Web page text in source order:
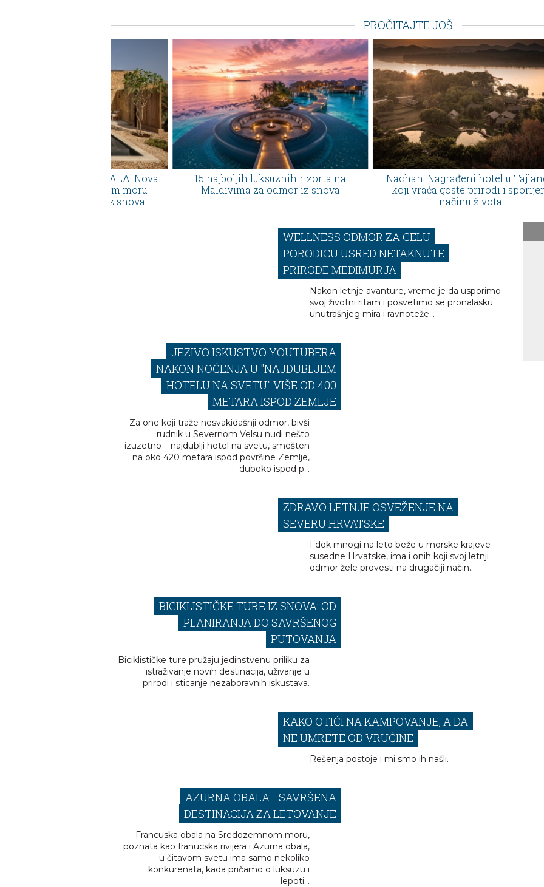
PROČITAJTE JOŠ
15 najboljih luksuznih rizorta na
Maldivima za odmor iz snova
Nachan: Nagrađeni hotel u Tajlandu
koji vraća goste prirodi i sporijem
načinu života
WELLNESS ODMOR ZA CELU
PORODICU USRED NETAKNUTE
PRIRODE MEĐIMURJA
Nakon letnje avanture, vreme je da usporimo
svoj životni ritam i posvetimo se pronalasku
unutrašnjeg mira i ravnoteže...
JEZIVO ISKUSTVO YOUTUBERA
NAKON NOĆENJA U "NAJDUBLJEM
HOTELU NA SVETU" VIŠE OD 400
METARA ISPOD ZEMLJE
Za one koji traže nesvakidašnji odmor, bivši
rudnik u Severnom Velsu nudi nešto
izuzetno – najdublji hotel na svetu, smešten
na oko 420 metara ispod površine Zemlje,
duboko ispod p...
ZDRAVO LETNJE OSVEŽENJE NA
SEVERU HRVATSKE
I dok mnogi na leto beže u morske krajeve
susedne Hrvatske, ima i onih koji svoj letnji
odmor žele provesti na drugačiji način...
BICIKLISTIČKE TURE IZ SNOVA: OD
PLANIRANJA DO SAVRŠENOG
PUTOVANJA
Biciklističke ture pružaju jedinstvenu priliku za
istraživanje novih destinacija, uživanje u
prirodi i sticanje nezaboravnih iskustava.
KAKO OTIĆI NA KAMPOVANJE, A DA
NE UMRETE OD VRUĆINE
Rešenja postoje i mi smo ih našli.
AZURNA OBALA - SAVRŠENA
DESTINACIJA ZA LETOVANJE
Francuska obala na Sredozemnom moru,
poznata kao franucska rivijera i Azurna obala,
u čitavom svetu ima samo nekoliko
konkurenata, kada pričamo o luksuzu i
lepoti...